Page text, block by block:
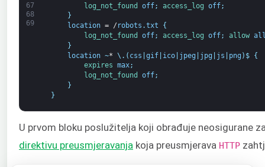
67
68
69
log_not_found off; access_log off;
}
location = / robots .txt
{
log_not_found off; access_log off; allow
}
location ~* \ . ( css gif| ico| jpeg jpg js png ) $
{
expires max;
log_not_found off;
}
}
U prvom bloku poslužitelja koji obrađuje neosigurane
direktivu preusmjeravanja koja preusmjerava HTTP